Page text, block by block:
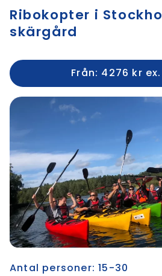
Ribokopter i
skärgård
Från: 4276 kr
Antal personer: 15-30